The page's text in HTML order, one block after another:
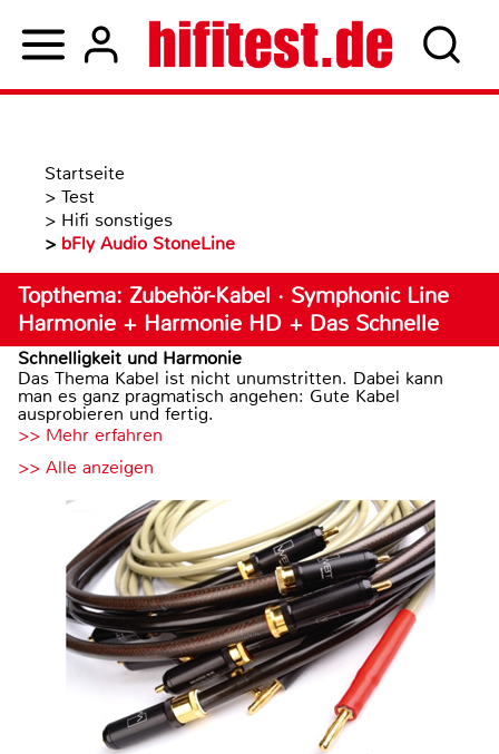
Startseite
> Test
> Hifi sonstiges
> bFly Audio StoneLine
Topthema: Zubehör-Kabel · Symphonic Line
Harmonie + Harmonie HD + Das Schnelle
Schnelligkeit und Harmonie
Das Thema Kabel ist nicht unumstritten. Dabei kann
man es ganz pragmatisch angehen: Gute Kabel
ausprobieren und fertig.
>> Mehr erfahren
>> Alle anzeigen